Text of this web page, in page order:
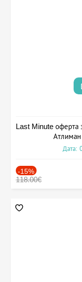
Last Minute оферта
Дата:
-15%
118.00€